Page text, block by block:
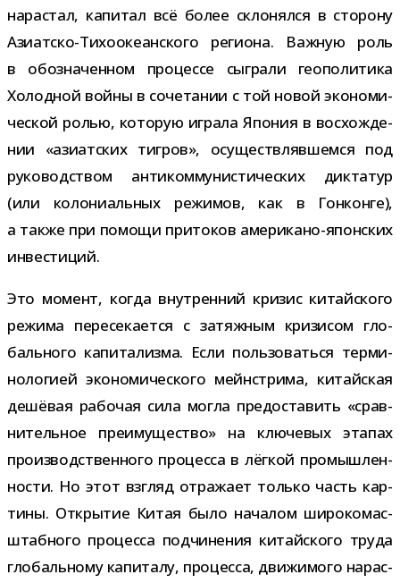
нарас­тал, капи­тал всё более скло­нялся в сто­рону
Азиатско-​Тихоокеанского реги­она. Важную роль
в обо­зна­чен­ном про­цессе сыг­рали гео­по­ли­тика
Холодной войны в соче­та­нии с той новой эко­но­ми­
че­ской ролью, кото­рую играла Япония в вос­хож­де­
нии «ази­ат­ских тиг­ров», осу­ществ­ляв­шемся под
руко­вод­ством анти­ком­му­ни­сти­че­ских дик­та­тур
(или коло­ни­аль­ных режи­мов, как в Гонконге),
а также при помощи при­то­ков американо-​японских
инвестиций.
Это момент, когда внут­рен­ний кри­зис китай­ского
режима пере­се­ка­ется с затяж­ным кри­зи­сом гло­
баль­ного капи­та­лизма. Если поль­зо­ваться тер­ми­
но­ло­гией эко­но­ми­че­ского мейн­стрима, китай­ская
дешё­вая рабо­чая сила могла предо­ста­вить «срав­
ни­тель­ное пре­иму­ще­ство» на клю­че­вых эта­пах
про­из­вод­ствен­ного про­цесса в лёг­кой про­мыш­лен­
но­сти. Но этот взгляд отра­жает только часть кар­
тины. Открытие Китая было нача­лом широ­ко­мас­
штаб­ного про­цесса под­чи­не­ния китай­ского труда
гло­баль­ному капи­талу, про­цесса, дви­жи­мого нарас­